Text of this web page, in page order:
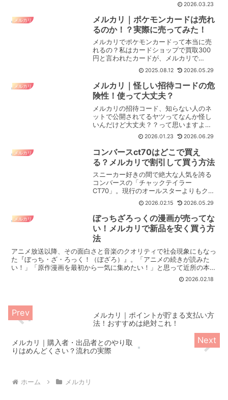
てみました！今回買ったのがこちら⇩房総
市場さんの出品「当日採れたて」に惹か
れましたそして実際に届...
2026.03.23
メルカリ
メルカリ｜ポケモンカードは売れ
るのか！？実際に売ってみた！
メルカリでポケモンカードって本当に売
れるの？私はカードショップで買取300
円と言われたカードが、メルカリで
2,300円で売れたことがあります。→売れ
ます。しかもカードショップの買取より
も高く売れました。私はカードショップ
で買取300円と言わ...
2025.08.12 2026.05.29
メルカリ
メルカリ｜怪しい招待コードの危
険性！使って大丈夫？
メルカリの招待コード、知らない人のネ
ットで公開されてるヤツってなんか怪し
いんだけど大丈夫？？って思いますよ
ね。メルカリの招待コードでちょっとで
も「怪しい」「ん？」と感じたら使わな
い方がいいかもしれません。招待コード
の制度自体、完全匿名性でア...
2026.01.23 2026.06.29
メルカリ
コンバースct70はどこで買え
る？メルカリで割引して買う方法
スニーカー好きの間で絶大な人気を誇る
コンバースの「チャックテイラー
CT70」。現行のオールスターよりもクオ
リティが高く、ヴィンテージ感のあるデ
ザインと柔らかな履き心地が魅力ですよ
ね。でも、「靴屋を探しても全然売って
いない」「どこで買えるの...
2026.02.15 2026.05.29
メルカリ
ぼっちざろっくの漫画が売ってな
い！メルカリで新品を安く買う方
法
アニメ放送以降、その面白さと音楽のクオリティで社会現象にもなっ
た『ぼっち・ざ・ろっく！（ぼざろ）』。「アニメの続きが読みた
い！」「原作漫画を最初から一気に集めたい！」と思って近所の本屋
さんに行っても、棚がすっからかんで全然売っていない…と絶...
2026.02.18
メルカリ｜ポイントが貯まる支払い方
法！おすすめは絶対これ！
メルカリ｜購入者・出品者とのやり取
りはめんどくさい？流れの実際
ホーム メルカリ